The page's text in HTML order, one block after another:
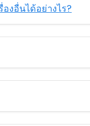
งอื่นได้อย่างไร?